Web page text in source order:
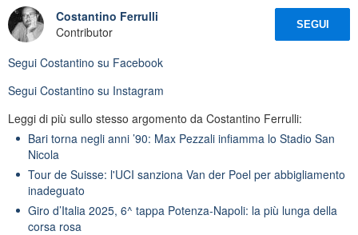
Costantino Ferrulli
Contributor
SEGUI
Segui Costantino su Facebook
Segui Costantino su Instagram
Leggi di più sullo stesso argomento da Costantino Ferrulli:
Bari torna negli anni ’90: Max Pezzali infiamma lo Stadio San
Nicola
Tour de Suisse: l'UCI sanziona Van der Poel per abbigliamento
inadeguato
Giro d’Italia 2025, 6^ tappa Potenza-Napoli: la più lunga della
corsa rosa